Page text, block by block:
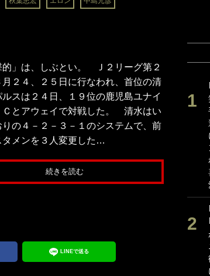
的」は、しぶとい。 Ｊ２リーグ第２
月２４、２５日に行なわれ、首位の清
ルスは２４日、１９位の鹿児島ユナイ
Ｃとアウェイで対戦した。 清水はい
りの４－２－３－１のシステムで、前
タメンを３人変更した…
続きを読む
LINEで送る